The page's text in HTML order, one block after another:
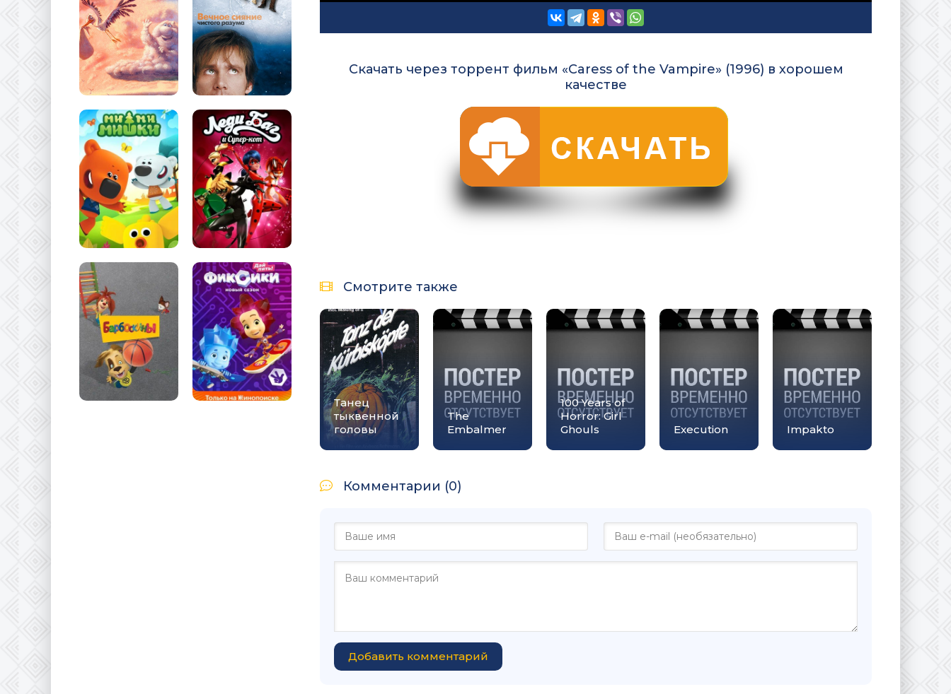
Скачать через торрент фильм «Caress of the Vampire» (1996) в хорошем
качестве
Смотрите также
Танец
тыквенной
головы
The
Embalmer
100 Years of
Horror: Girl
Ghouls
Execution Impakto
Комментарии (0)
Добавить комментарий